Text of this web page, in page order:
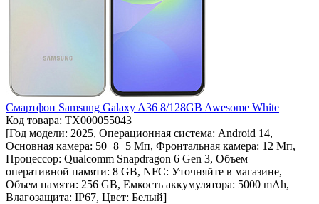
Смартфон Samsung Galaxy A36 8/128GB Awesome White
Код товара: ТХ000055043
[Год модели: 2025, Операционная система: Android 14,
Основная камера: 50+8+5 Мп, Фронтальная камера: 12 Мп,
Процессор: Qualcomm Snapdragon 6 Gen 3, Объем
оперативной памяти: 8 GB, NFC: Уточняйте в магазине,
Объем памяти: 256 GB, Емкость аккумулятора: 5000 mAh,
Влагозащита: IP67, Цвет: Белый]